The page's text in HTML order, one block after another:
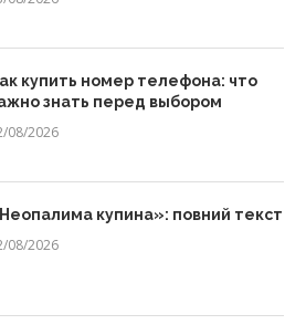
купить номер телефона: что
знать перед выбором
08/2026
купина»: повний текст
08/2026